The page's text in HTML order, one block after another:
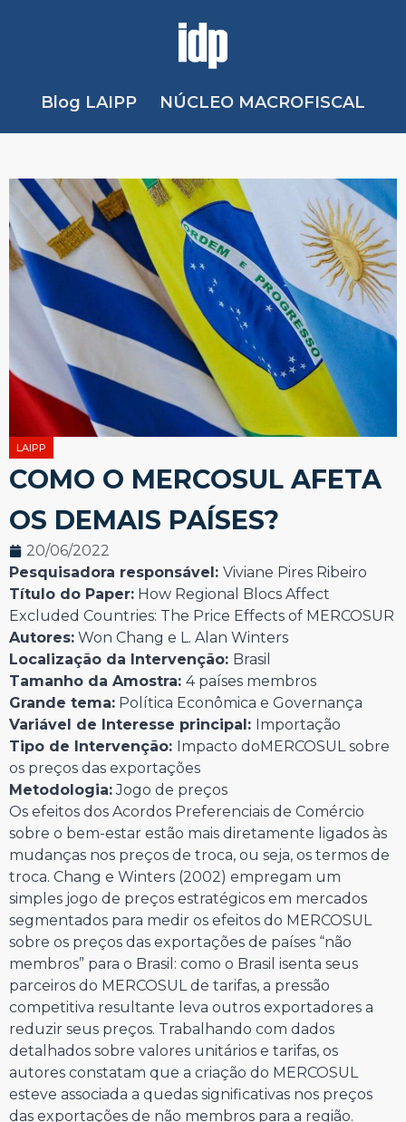
Blog LAIPP NÚCLEO MACROFISCAL
LAIPP
COMO O MERCOSUL AFETA
OS DEMAIS PAÍSES?
20/06/2022
Pesquisadora responsável: Viviane Pires Ribeiro
Título do Paper: How Regional Blocs Affect
Excluded Countries: The Price Effects of MERCOSUR
Autores: Won Chang e L. Alan Winters
Localização da Intervenção: Brasil
Tamanho da Amostra: 4 países membros
Grande tema: Política Econômica e Governança
Variável de Interesse principal: Importação
Tipo de Intervenção: Impacto doMERCOSUL sobre
os preços das exportações
Metodologia:Jogo de preços
Os efeitos dos Acordos Preferenciais de Comércio
sobre o bem-estar estão mais diretamente ligados às
mudanças nos preços de troca, ou seja, os termos de
troca. Chang e Winters (2002) empregam um
simples jogo de preços estratégicos em mercados
segmentados para medir os efeitos do MERCOSUL
sobre os preços das exportações de países “não
membros” para o Brasil: como o Brasil isenta seus
parceiros do MERCOSUL de tarifas, a pressão
competitiva resultante leva outros exportadores a
reduzir seus preços. Trabalhando com dados
detalhados sobre valores unitários e tarifas, os
autores constatam que a criação do MERCOSUL
esteve associada a quedas significativas nos preços
das exportações de não membros para a região.